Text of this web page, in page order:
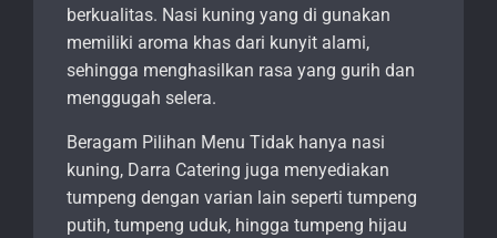
berkualitas. Nasi kuning yang di gunakan
memiliki aroma khas dari kunyit alami,
sehingga menghasilkan rasa yang gurih dan
menggugah selera.
Beragam Pilihan Menu Tidak hanya nasi
kuning, Darra Catering juga menyediakan
tumpeng dengan varian lain seperti tumpeng
putih, tumpeng uduk, hingga tumpeng hijau